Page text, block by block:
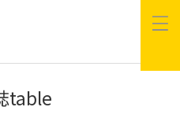
table